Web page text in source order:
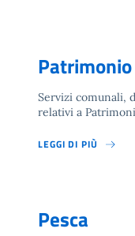
Servizi comunali,
relativi a
LEGGI DI PIÙ
Pesca